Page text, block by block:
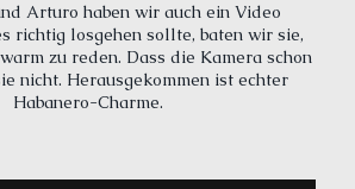
Arturo haben wir auch ein Video
richtig losgehen sollte, baten wir sie,
zu reden. Dass die Kamera schon
nicht. Herausgekommen ist echter
Habanero-Charme.